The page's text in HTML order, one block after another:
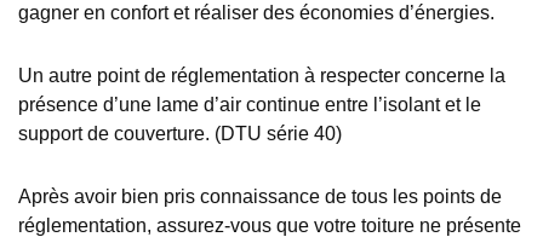
gagner en confort et réaliser des économies d’énergies.
Un autre point de réglementation à respecter concerne la
présence d’une lame d’air continue entre l’isolant et le
support de couverture. (DTU série 40)
Après avoir bien pris connaissance de tous les points de
réglementation, assurez-vous que votre toiture ne présente